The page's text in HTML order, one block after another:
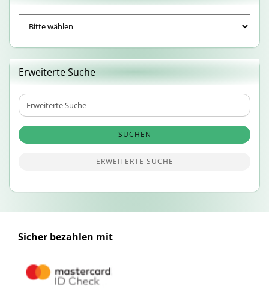
Erweiterte Suche
Erweiterte
Suche
SUCHEN
ERWEITERTE SUCHE
Sicher bezahlen mit